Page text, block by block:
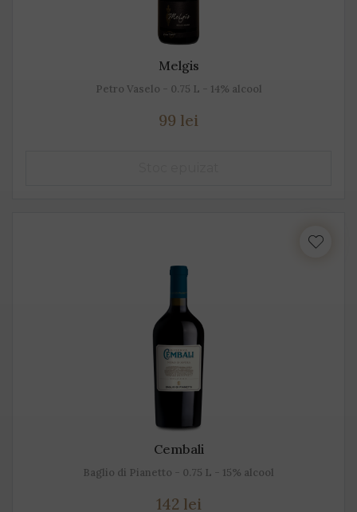
Melgis
Petro Vaselo - 0.75 L - 14% alcool
99 lei
Cembali
Baglio di Pianetto - 0.75 L - 15% alcool
142 lei